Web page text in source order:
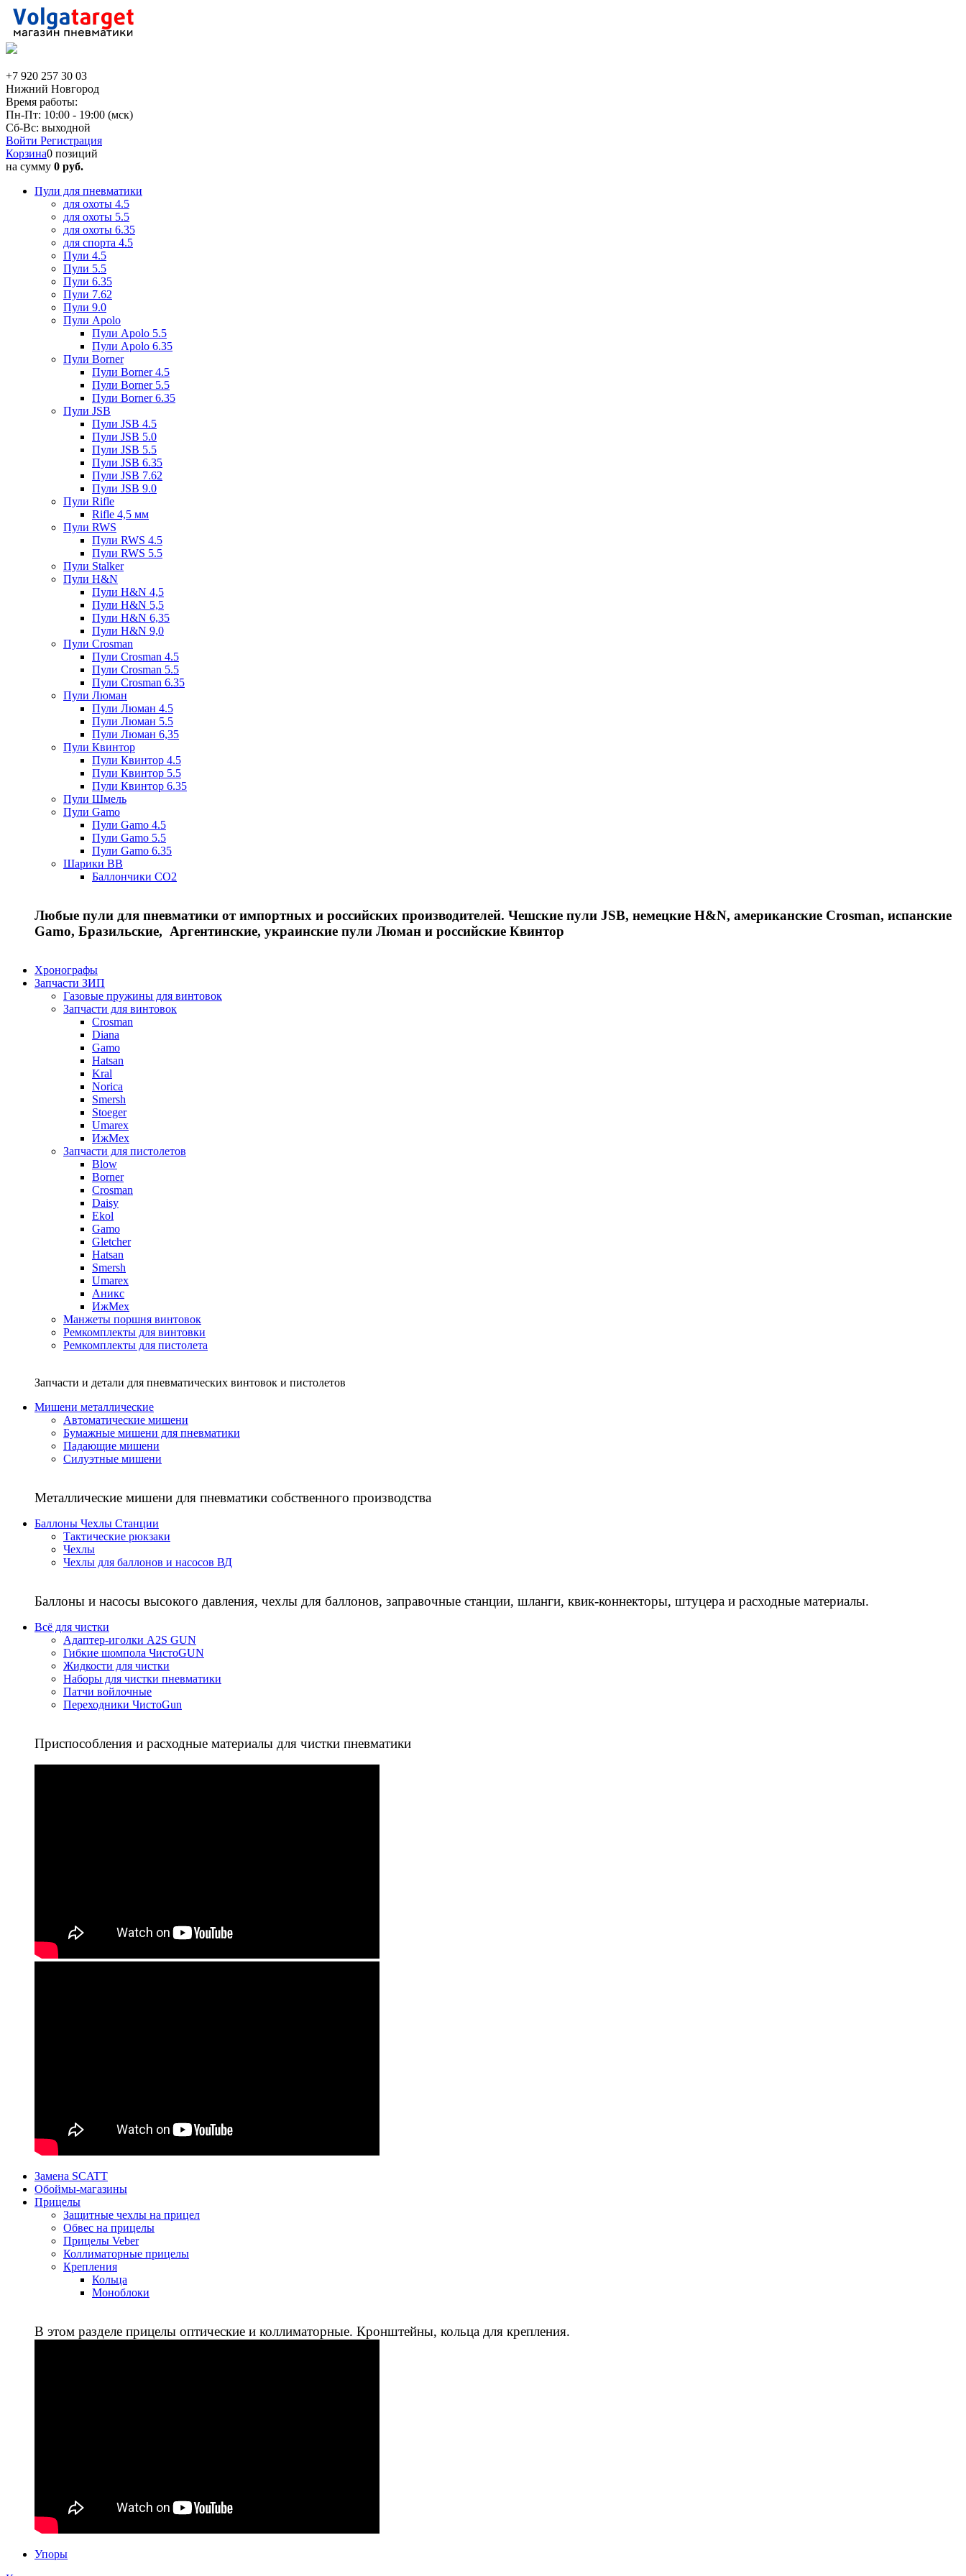
+7 920 257 30 03
Нижний Новгород
Время работы:
Пн-Пт: 10:00 - 19:00 (мск)
Сб-Вс: выходной
Войти Регистрация
Корзина0 позиций
на сумму 0 руб.
Пули для пневматики
для охоты 4.5
для охоты 5.5
для охоты 6.35
для спорта 4.5
Пули 4.5
Пули 5.5
Пули 6.35
Пули 7.62
Пули 9.0
Пули Apolo
Пули Apolo 5.5
Пули Apolo 6.35
Пули Borner
Пули Borner 4.5
Пули Borner 5.5
Пули Borner 6.35
Пули JSB
Пули JSB 4.5
Пули JSB 5.0
Пули JSB 5.5
Пули JSB 6.35
Пули JSB 7.62
Пули JSB 9.0
Пули Rifle
Rifle 4,5 мм
Пули RWS
Пули RWS 4.5
Пули RWS 5.5
Пули Stalker
Пули H&N
Пули H&N 4,5
Пули H&N 5,5
Пули H&N 6,35
Пули H&N 9,0
Пули Crosman
Пули Crosman 4.5
Пули Crosman 5.5
Пули Crosman 6.35
Пули Люман
Пули Люман 4.5
Пули Люман 5.5
Пули Люман 6,35
Пули Квинтор
Пули Квинтор 4.5
Пули Квинтор 5.5
Пули Квинтор 6.35
Пули Шмель
Пули Gamo
Пули Gamo 4.5
Пули Gamo 5.5
Пули Gamo 6.35
Шарики BB
Баллончики CO2
Любые пули для пневматики от импортных и российских производителей. Чешские пули JSB, немецкие H&N, американские Crosman, испанские
Gamo, Бразильские, Аргентинские, украинские пули Люман и российские Квинтор
Хронографы
Запчасти ЗИП
Газовые пружины для винтовок
Запчасти для винтовок
Crosman
Diana
Gamo
Hatsan
Kral
Norica
Smersh
Stoeger
Umarex
ИжМех
Запчасти для пистолетов
Blow
Borner
Crosman
Daisy
Ekol
Gamo
Gletcher
Hatsan
Smersh
Umarex
Аникс
ИжМех
Манжеты поршня винтовок
Ремкомплекты для винтовки
Ремкомплекты для пистолета
Запчасти и детали для пневматических винтовок и пистолетов
Мишени металлические
Автоматические мишени
Бумажные мишени для пневматики
Падающие мишени
Силуэтные мишени
Металлические мишени для пневматики собственного производства
Баллоны Чехлы Станции
Тактические рюкзаки
Чехлы
Чехлы для баллонов и насосов ВД
Баллоны и насосы высокого давления, чехлы для баллонов, заправочные станции, шланги, квик-коннекторы, штуцера и расходные материалы.
Всё для чистки
Адаптер-иголки A2S GUN
Гибкие шомпола ЧистоGUN
Жидкости для чистки
Наборы для чистки пневматики
Патчи войлочные
Переходники ЧистоGun
Приспособления и расходные материалы для чистки пневматики
Замена SCATT
Обоймы-магазины
Прицелы
Защитные чехлы на прицел
Обвес на прицелы
Прицелы Veber
Коллиматорные прицелы
Крепления
Кольца
Моноблоки
В этом разделе прицелы оптические и коллиматорные. Кронштейны, кольца для крепления.
Упоры